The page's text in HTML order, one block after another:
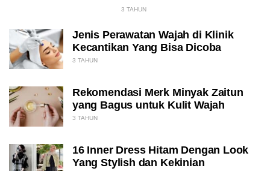
3 TAHUN
Jenis Perawatan Wajah di Klinik
Kecantikan Yang Bisa Dicoba
3 TAHUN
Rekomendasi Merk Minyak Zaitun
yang Bagus untuk Kulit Wajah
3 TAHUN
16 Inner Dress Hitam Dengan Look
Yang Stylish dan Kekinian